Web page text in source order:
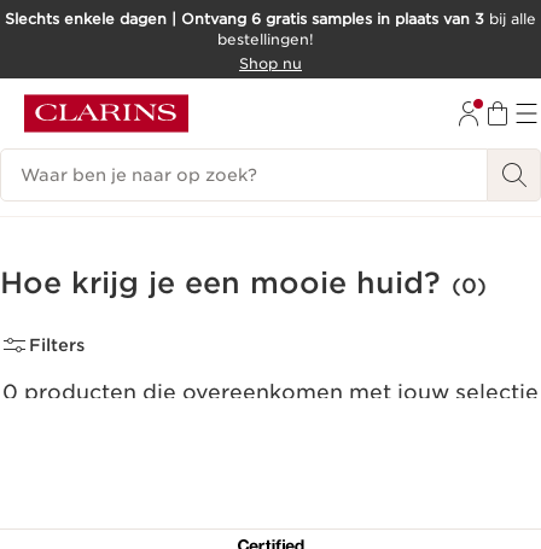
DOORGAAN NAAR INHOUD
Slechts enkele dagen | Ontvang 6 gratis samples in plaats van 3 bij alle
bestellingen!
Shop nu
Zoekgeschiedenis
Hoe krijg je een mooie huid? (0)
Filters
0 producten die overeenkomen met jouw selectie